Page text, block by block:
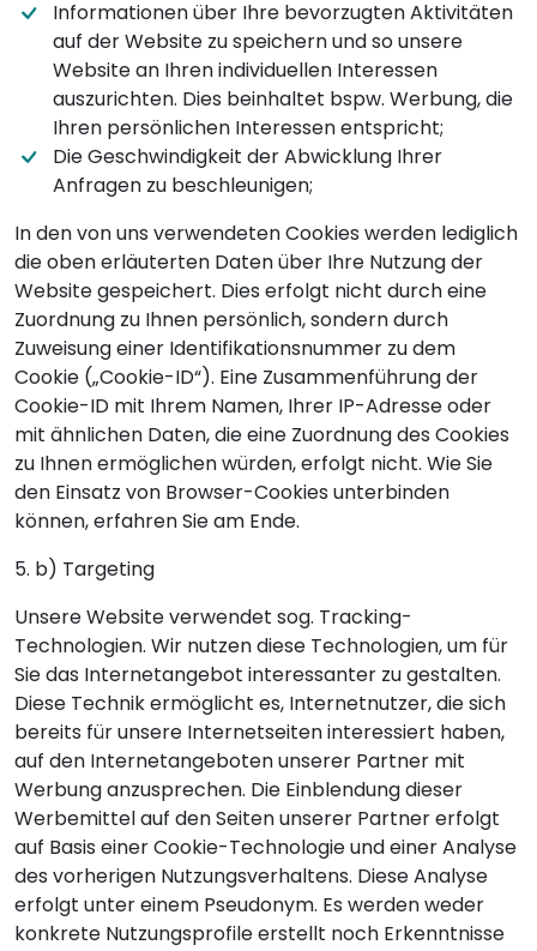
Informationen über Ihre bevorzugten Aktivitäten
auf der Website zu speichern und so unsere
Website an Ihren individuellen Interessen
auszurichten. Dies beinhaltet bspw. Werbung, die
Ihren persönlichen Interessen entspricht;
Die Geschwindigkeit der Abwicklung Ihrer
Anfragen zu beschleunigen;
In den von uns verwendeten Cookies werden lediglich
die oben erläuterten Daten über Ihre Nutzung der
Website gespeichert. Dies erfolgt nicht durch eine
Zuordnung zu Ihnen persönlich, sondern durch
Zuweisung einer Identifikationsnummer zu dem
Cookie („Cookie-ID“). Eine Zusammenführung der
Cookie-ID mit Ihrem Namen, Ihrer IP-Adresse oder
mit ähnlichen Daten, die eine Zuordnung des Cookies
zu Ihnen ermöglichen würden, erfolgt nicht. Wie Sie
den Einsatz von Browser-Cookies unterbinden
können, erfahren Sie am Ende.
5. b) Targeting
Unsere Website verwendet sog. Tracking-
Technologien. Wir nutzen diese Technologien, um für
Sie das Internetangebot interessanter zu gestalten.
Diese Technik ermöglicht es, Internetnutzer, die sich
bereits für unsere Internetseiten interessiert haben,
auf den Internetangeboten unserer Partner mit
Werbung anzusprechen. Die Einblendung dieser
Werbemittel auf den Seiten unserer Partner erfolgt
auf Basis einer Cookie-Technologie und einer Analyse
des vorherigen Nutzungsverhaltens. Diese Analyse
erfolgt unter einem Pseudonym. Es werden weder
konkrete Nutzungsprofile erstellt noch Erkenntnisse